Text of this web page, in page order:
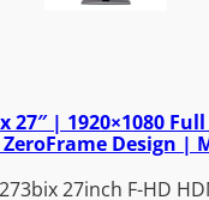
27″ | 1920×1080
Design |
27inch F-HD